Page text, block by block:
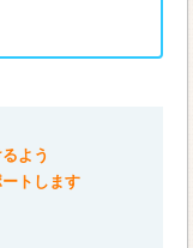
よう
トします